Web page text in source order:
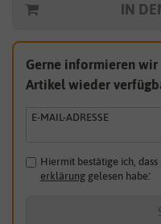
IN
Gerne informieren wir
Artikel wieder
E-MAIL-ADRESSE
Hiermit bestätige ich, dass
erklärunggelesen habe.*